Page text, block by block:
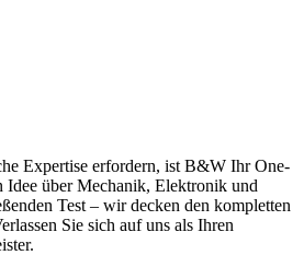
Expertise erfordern, ist B&W Ihr One-
Idee über Mechanik, Elektronik und
Test – wir decken den kompletten
Sie sich auf uns als Ihren